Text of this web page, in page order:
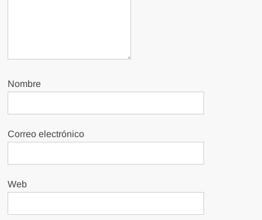
Nombre
Correo electrónico
Web